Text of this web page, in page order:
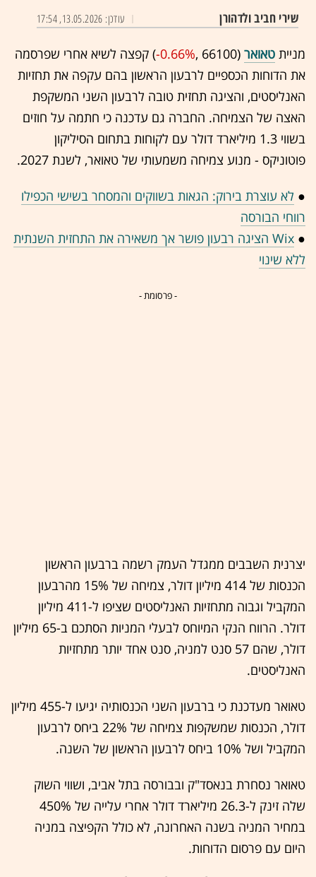
שירי חביב ולדהורן עודכן: 13.05.2026, 17:54
מניית טאואר (66100 ,‎
-0.66%‏) קפצה לשיא אחרי שפרסמה
את הדוחות הכספיים לרבעון הראשון בהם עקפה את תחזיות
האנליסטים, והציגה תחזית טובה לרבעון השני המשקפת
האצה של הצמיחה. החברה גם עדכנה כי חתמה על חוזים
בשווי 1.3 מיליארד דולר עם לקוחות בתחום הסיליקון
פוטוניקס - מנוע צמיחה משמעותי של טאואר, לשנת 2027.
● לא עוצרת בירוק: הגאות בשווקים והמסחר בשישי הכפילו
רווחי הבורסה
●
Wix הציגה רבעון פושר אך משאירה את התחזית השנתית
ללא שינוי
- פרסומת -
יצרנית השבבים ממגדל העמק רשמה ברבעון הראשון
הכנסות של 414 מיליון דולר, צמיחה של 15% מהרבעון
המקביל וגבוה מתחזיות האנליסטים שציפו ל-411 מיליון
דולר. הרווח הנקי המיוחס לבעלי המניות הסתכם ב-65 מיליון
דולר, שהם 57 סנט למניה, סנט אחד יותר מתחזיות
האנליסטים.
טאואר מעדכנת כי ברבעון השני הכנסותיה יגיעו ל-455 מיליון
דולר, הכנסות שמשקפות צמיחה של 22% ביחס לרבעון
המקביל ושל 10% ביחס לרבעון הראשון של השנה.
טאואר נסחרת בנאסד"ק ובבורסה בתל אביב, ושווי השוק
שלה זינק ל-26.3 מיליארד דולר אחרי עלייה של 450%
במחיר המניה בשנה האחרונה, לא כולל הקפיצה במניה
היום עם פרסום הדוחות.